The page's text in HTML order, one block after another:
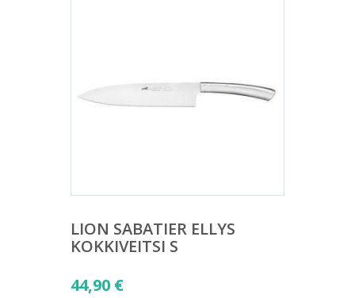
LION SABATIER ELLYS
KOKKIVEITSI S
44,90 €